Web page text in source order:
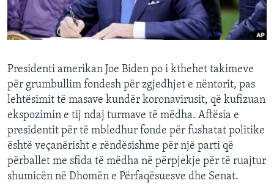
INTERVISTA
DITARI
Presidenti amerikan Joe Biden po i kthehet takimeve
për grumbullim fondesh për zgjedhjet e nëntorit, pas
lehtësimit të masave kundër koronavirusit, që kufizuan
ekspozimin e tij ndaj turmave të mëdha. Aftësia e
presidentit për të mbledhur fonde për fushatat politike
është veçanërisht e rëndësishme për një parti që
përballet me sfida të mëdha në përpjekje për të ruajtur
shumicën në Dhomën e Përfaqësuesve dhe Senat.